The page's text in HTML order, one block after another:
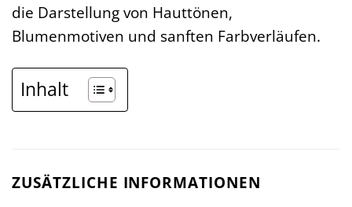
die Darstellung von Hauttönen,
Blumenmotiven und sanften Farbverläufen.
Inhalt
ZUSÄTZLICHE INFORMATIONEN